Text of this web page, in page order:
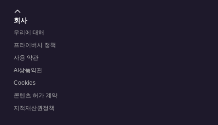
회사
우리에 대해
프라이버시 정책
사용 약관
AI상품약관
Cookies
콘텐츠 허가 계약
지적재산권정책